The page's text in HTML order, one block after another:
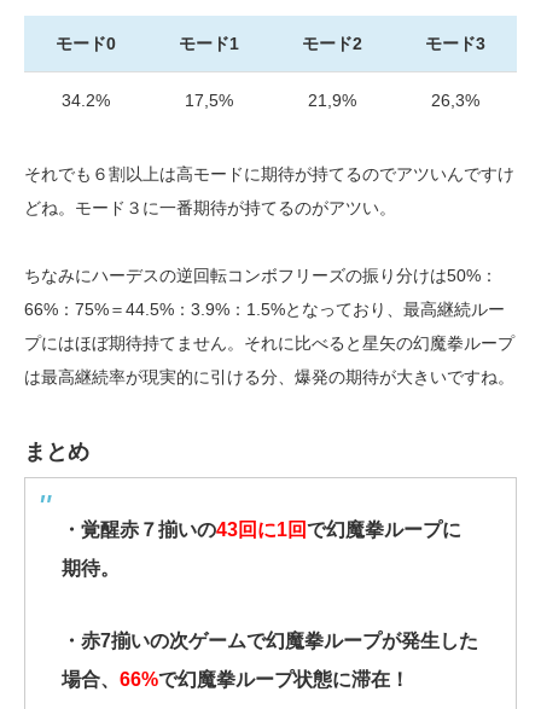
モード0 モード1 モード2 モード3
34.2% 17,5% 21,9% 26,3%
それでも６割以上は高モードに期待が持てるのでアツいんですけ
どね。モード３に一番期待が持てるのがアツい。
ちなみにハーデスの逆回転コンボフリーズの振り分けは50%：
66%：75%＝44.5%：3.9%：1.5%となっており、最高継続ルー
プにはほぼ期待持てません。それに比べると星矢の幻魔拳ループ
は最高継続率が現実的に引ける分、爆発の期待が大きいですね。
まとめ
・覚醒赤７揃いの43回に1回で幻魔拳ループに
期待。
・赤7揃いの次ゲームで幻魔拳ループが発生した
場合、 66%で幻魔拳ループ状態に滞在！